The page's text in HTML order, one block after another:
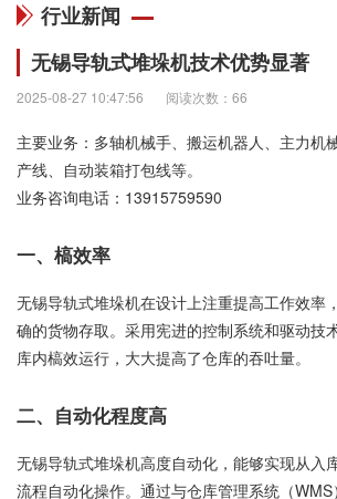
行业新闻
无锡导轨式堆垛机技术优势显著
2025-08-27 10:47:56 阅读次数：66
主要业务：多轴机械手、搬运机器人、主力机
产线、自动装箱打包线等。
业务咨询电话： 13915759590
一、槁效率
无锡导轨式堆垛机在设计上注重提高工作效率
确的货物存取。采用宪进的控制系统和驱动技
库内槁效运行，大大提高了仓库的吞吐量。
二、自动化程度高
无锡导轨式堆垛机高度自动化，能够实现从入
流程自动化操作。通过与仓库管理系统（